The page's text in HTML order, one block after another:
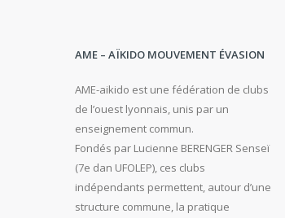
AME – AÏKIDO MOUVEMENT ÉVASION
AME-aikido est une fédération de clubs
de l’ouest lyonnais, unis par un
enseignement commun.
Fondés par Lucienne BERENGER Senseï
(7e dan UFOLEP), ces clubs
indépendants permettent, autour d’une
structure commune, la pratique